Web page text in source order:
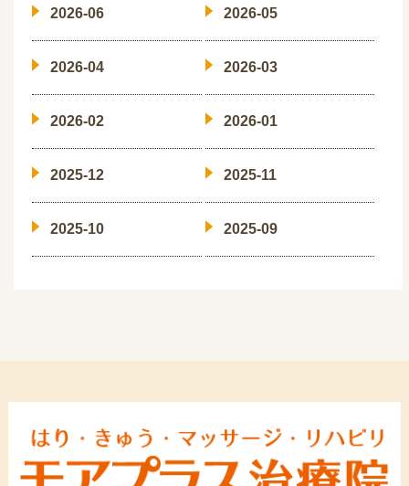
2026-06 2026-05
2026-04 2026-03
2026-02 2026-01
2025-12 2025-11
2025-10 2025-09